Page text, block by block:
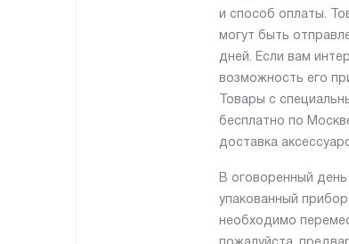
и способ оплаты.
могут быть
дней. Если вам
возможность его
Товары с
бесплатно по
доставка
В оговоренный
упакованный
необходимо